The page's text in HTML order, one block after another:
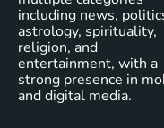
including news,
astrology, spirituality,
religion, and
entertainment, with a
strong presence in
and digital media.